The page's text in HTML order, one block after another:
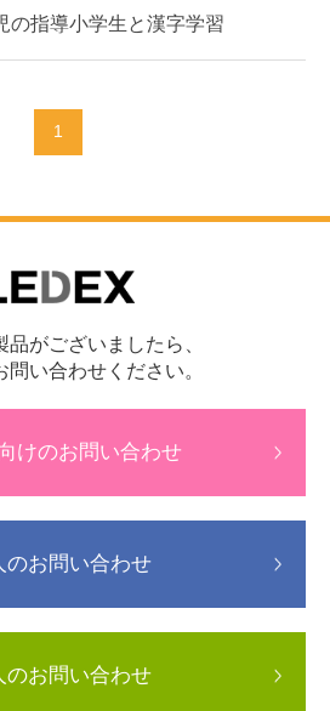
の指導小学生と漢字学習
1
品がございましたら、
問い合わせください。
けのお問い合わせ
のお問い合わせ
のお問い合わせ